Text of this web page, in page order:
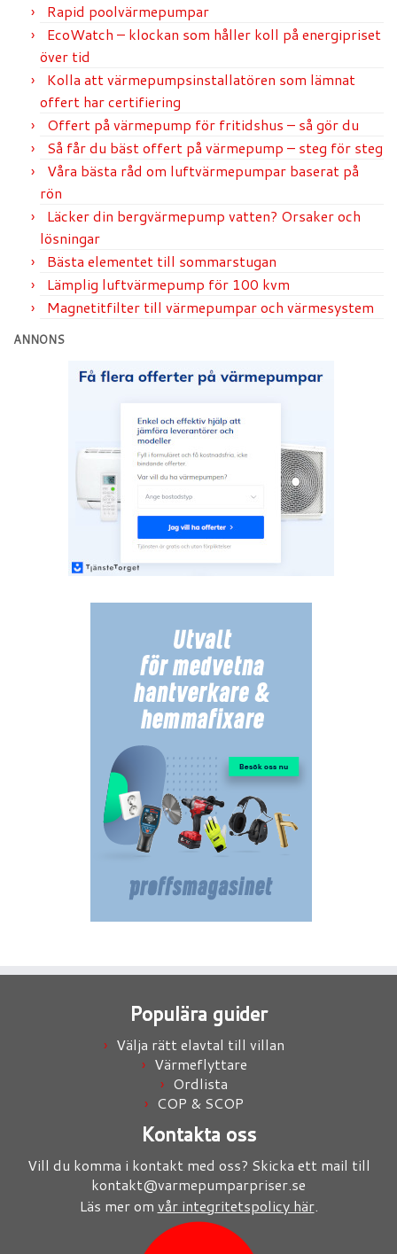
Rapid poolvärmepumpar
EcoWatch – klockan som håller koll på energipriset
över tid
Kolla att värmepumpsinstallatören som lämnat
offert har certifiering
Offert på värmepump för fritidshus – så gör du
Så får du bäst offert på värmepump – steg för steg
Våra bästa råd om luftvärmepumpar baserat på
rön
Läcker din bergvärmepump vatten? Orsaker och
lösningar
Bästa elementet till sommarstugan
Lämplig luftvärmepump för 100 kvm
Magnetitfilter till värmepumpar och värmesystem
ANNONS
Populära guider
Välja rätt elavtal till villan
Värmeflyttare
Ordlista
COP & SCOP
Kontakta oss
Vill du komma i kontakt med oss? Skicka ett mail till
kontakt@varmepumparpriser.se
Läs mer om vår integritetspolicy här.